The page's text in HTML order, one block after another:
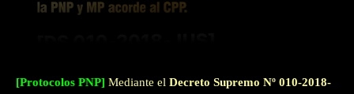
[Protocolos PNP] Mediante el Decreto Supremo Nº 010-2018-